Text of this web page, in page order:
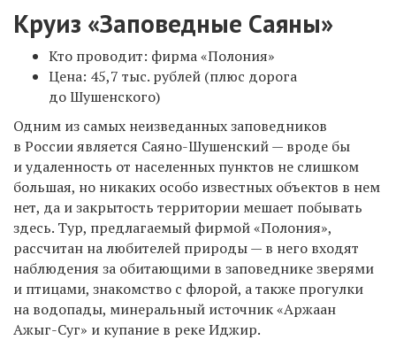
Круиз «Заповедные Саяны»
Кто проводит: фирма «Полония»
Цена: 45,7 тыс. рублей (плюс дорога
до Шушенского)
Одним из самых неизведанных заповедников
в России является Саяно-Шушенский — вроде бы
и удаленность от населенных пунктов не слишком
большая, но никаких особо известных объектов в нем
нет, да и закрытость территории мешает побывать
здесь. Тур, предлагаемый фирмой «Полония»,
рассчитан на любителей природы — в него входят
наблюдения за обитающими в заповеднике зверями
и птицами, знакомство с флорой, а также прогулки
на водопады, минеральный источник «Аржаан
Ажыг-Суг» и купание в реке Иджир.